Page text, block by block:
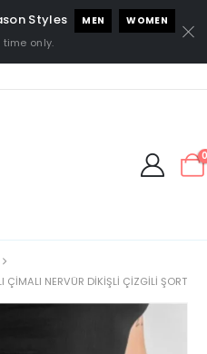
Styles MEN WOMEN
only.
ÇIMALI NERVÜR DIKIŞLI ÇIZGILI ŞORT